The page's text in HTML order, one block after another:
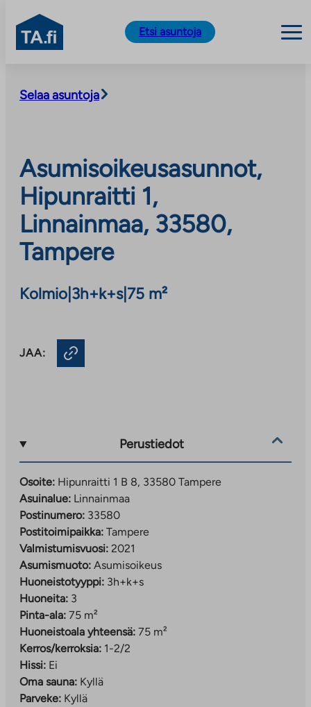
sisältöön
TA.fi
Etsi asuntoja
Selaa asuntoja
Asumisoikeusasunnot,
Hipunraitti 1,
Linnainmaa, 33580,
Tampere
Kolmio 3h+k+s| 75 m²
JAA:
Perustiedot
Osoite: Hipunraitti 1 B 8, 33580 Tampere
Asuinalue: Linnainmaa
Postinumero: 33580
Postitoimipaikka: Tampere
Valmistumisvuosi: 2021
Asumismuoto: Asumisoikeus
Huoneistotyyppi: 3h+k+s
Huoneita: 3
Pinta-ala: 75 m²
Huoneistoala yhteensä: 75 m²
Kerros/kerroksia: 1-2/2
Hissi: Ei
Oma sauna: Kyllä
Parveke: Kyllä